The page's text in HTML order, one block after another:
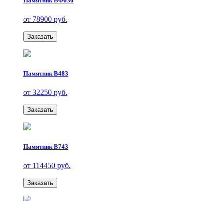
от 78900 руб.
Заказать
Памятник В483
от 32250 руб.
Заказать
Памятник В743
от 114450 руб.
Заказать